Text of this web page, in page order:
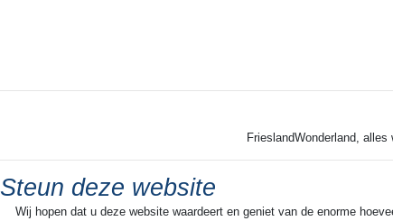
FrieslandWonderland,
Steun deze website
Wij hopen dat u deze website waardeert en geniet van de enorme